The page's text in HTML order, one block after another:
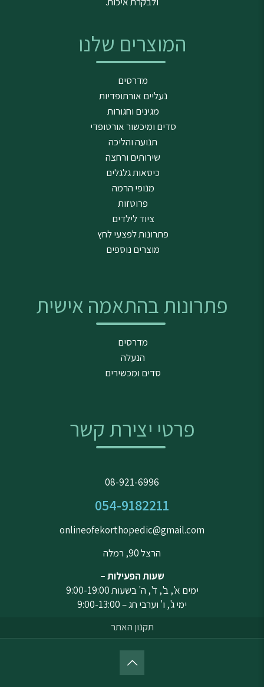
המוצרים שלנו
מדרסים
נעליים אורתופדיות
מגינים וחגורות
סדים ומיכשור אורטופדי
תנועה והליכה
שירותים ורחצה
כיסאות גלגלים
מנופי הרמה
פרוטזות
ציוד לילדים
פתרונות לפצעי לחץ
מוצרים נוספים
פתרונות בהתאמה אישית
מדרסים
הנעלה
סדים ומכשירים
פרטי יצירת קשר
08-921-6996
054-9182211
onlineofekorthopedic@gmail.com
הרצל 90, רמלה
שעות הפעילות –
ימים א', ב', ד', ה' בשעות 9:00-19:00
ימי ג', ו' וערבי חג – 9:00-13:00
תקנון האתר